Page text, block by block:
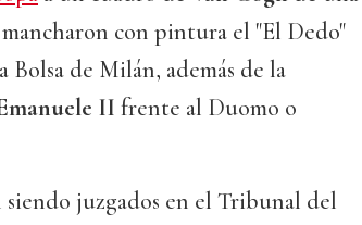
con pintura el "El Dedo"
Bolsa de Milán, además de la
II frente al Duomo o
siendo juzgados en el Tribunal del